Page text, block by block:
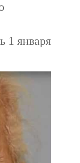
1 января